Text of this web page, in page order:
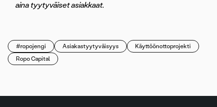
aina tyytyväiset asiakkaat.
#ropojengi Asiakastyytyväisyys
Käyttöönottoprojekti
Ropo Capital